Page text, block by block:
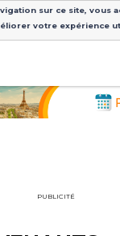
PUBLICITÉ
sur ce site, vous
votre expérience